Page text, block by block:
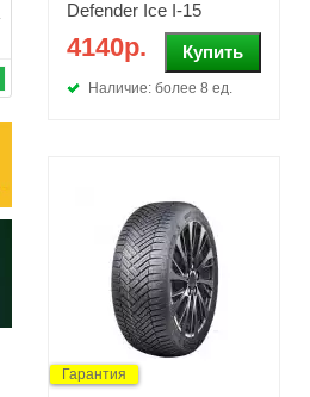
Defender Ice I-15
4140р.
Наличие: более 8 ед.
Гарантия